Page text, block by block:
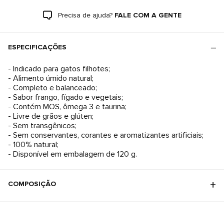
Precisa de ajuda? FALE COM A GENTE
ESPECIFICAÇÕES
- Indicado para gatos filhotes;
- Alimento úmido natural;
- Completo e balanceado;
- Sabor frango, fígado e vegetais;
- Contém MOS, ômega 3 e taurina;
- Livre de grãos e glúten;
- Sem transgênicos;
- Sem conservantes, corantes e aromatizantes artificiais;
- 100% natural;
- Disponível em embalagem de 120 g.
COMPOSIÇÃO